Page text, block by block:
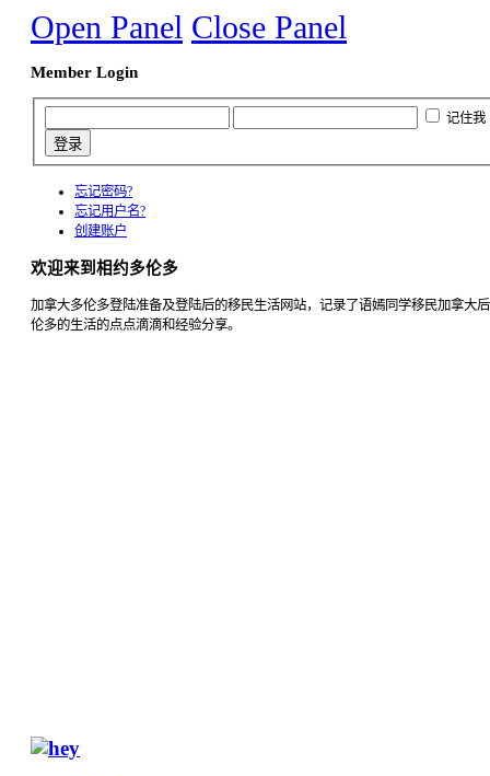
Open Panel Close Panel
Member Login
记住我
忘记密码?
忘记用户名?
创建账户
欢迎来到相约多伦多
加拿大多伦多登陆准备及登陆后的移民生活网站，记录了语嫣同学移民加拿大
伦多的生活的点点滴滴和经验分享。